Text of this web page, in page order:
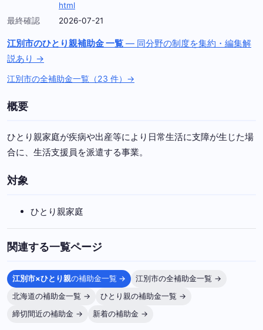
html
最終確認
2026-07-21
江別市のひとり親補助金 一覧 — 同分野の制度を集約・編集解
説あり →
江別市の全補助金一覧（23 件）→
概要
ひとり親家庭が疾病や出産等により日常生活に支障が生じた場
合に、生活支援員を派遣する事業。
対象
ひとり親家庭
関連する一覧ページ
江別市×ひとり親の補助金一覧 →
江別市の全補助金一覧 →
北海道の補助金一覧 →
ひとり親の補助金一覧 →
締切間近の補助金 →
新着の補助金 →